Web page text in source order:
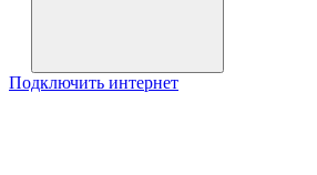
Подключить интернет